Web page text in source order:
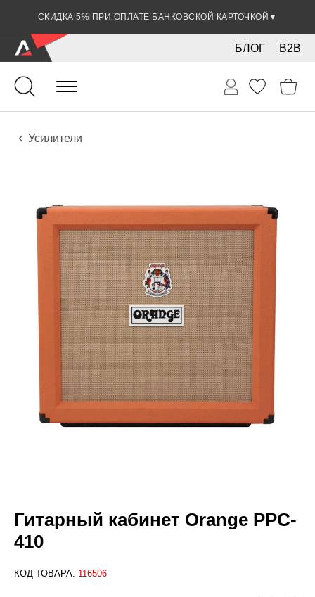
СКИДКА 5% ПРИ ОПЛАТЕ БАНКОВСКОЙ КАРТОЧКОЙ ▼
B2B
БЛОГ
Звук
Звуковое оборудование
Усилители
Гитарный кабинет Orange PPC-
410
КОД ТОВАРА: 116506